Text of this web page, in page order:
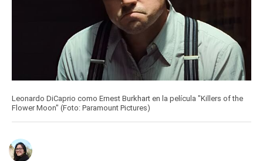
Leonardo DiCaprio como Ernest Burkhart en la película "Killers of the
Flower Moon" (Foto: Paramount Pictures)